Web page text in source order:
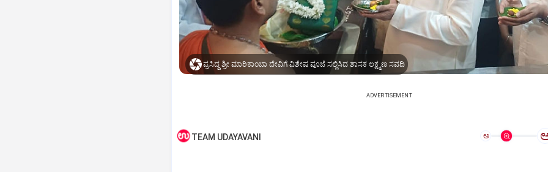
ಪ್ರಸಿದ್ಧ ಶ್ರೀ ಮಾರಿಕಾಂಬಾ ದೇವಿಗೆ ವಿಶೇಷ ಪೂಜೆ ಸಲ್ಲಿಸಿದ ಶಾಸಕ ಲಕ್ಷ್ಮಣ ಸವದಿ
ADVERTISEMENT
TEAM UDAYAVANI ಅ